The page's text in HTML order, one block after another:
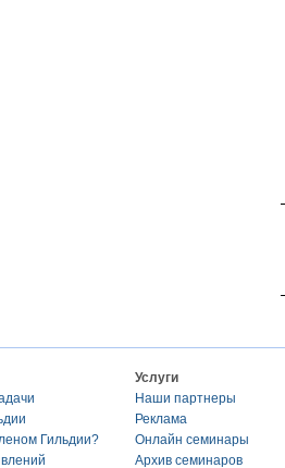
Гильдии?
Услуги
Наши партнеры
Реклама
Онлайн семинары
Архив семинаров